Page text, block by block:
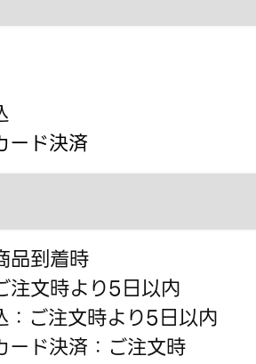
ード決済
品到着時
注文時より5日以内
：ご注文時より5日以内
ード決済：ご注文時